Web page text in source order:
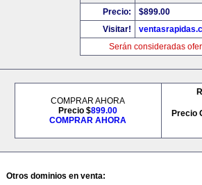
Precio:
$899.00
Visitar!
Serán consideradas
COMPRAR AHORA
Precio $899.00
COMPRAR AHORA
Precio
Otros dominios en venta: